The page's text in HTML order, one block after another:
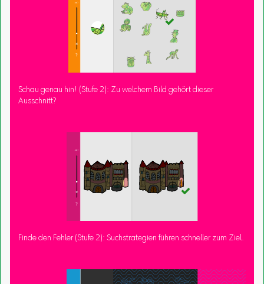
Schau genau hin! (Stufe 2): Zu welchem Bild gehört dieser
Ausschnitt?
Finde den Fehler (Stufe 2): Suchstrategien führen schneller zum Ziel.